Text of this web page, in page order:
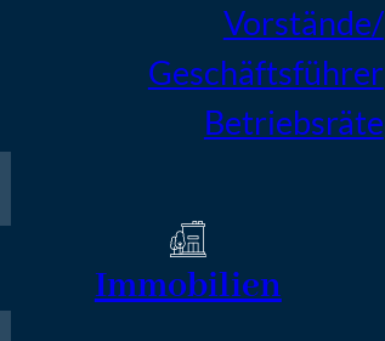
Vorstände/
Geschäftsführer
Betriebsräte
Immobilien